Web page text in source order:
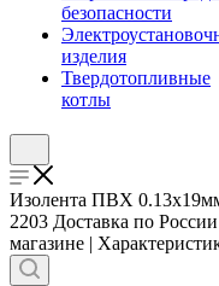
безопасности
изделия
Твердотопливные
котлы
Изолента ПВХ
2203 Доставка по
магазине |